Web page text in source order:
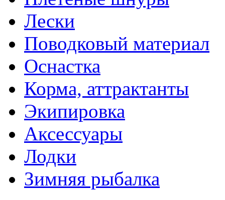
Лески
Поводковый материал
Оснастка
Корма, аттрактанты
Экипировка
Аксессуары
Лодки
Зимняя рыбалка